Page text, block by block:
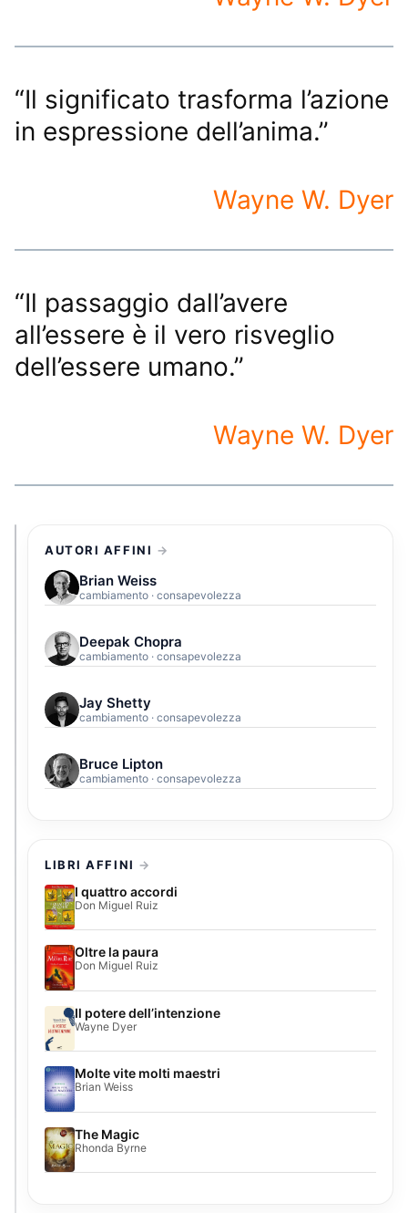
“Il significato trasforma l’azione
in espressione dell’anima.”
Wayne W. Dyer
“Il passaggio dall’avere
all’essere è il vero risveglio
dell’essere umano.”
Wayne W. Dyer
AUTORI AFFINI
Brian Weiss
cambiamento · consapevolezza
Deepak Chopra
cambiamento · consapevolezza
Jay Shetty
cambiamento · consapevolezza
Bruce Lipton
cambiamento · consapevolezza
LIBRI AFFINI
I quattro accordi
Don Miguel Ruiz
Oltre la paura
Don Miguel Ruiz
Il potere dell’intenzione
Wayne Dyer
Molte vite molti maestri
Brian Weiss
The Magic
Rhonda Byrne